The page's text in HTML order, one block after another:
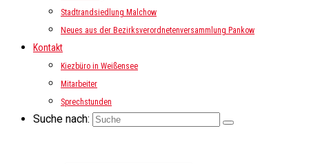
Stadtrandsiedlung Malchow
Neues aus der Bezirksverordnetenversammlung Pankow
Kontakt
Kiezbüro in Weißensee
Mitarbeiter
Sprechstunden
Suche nach: